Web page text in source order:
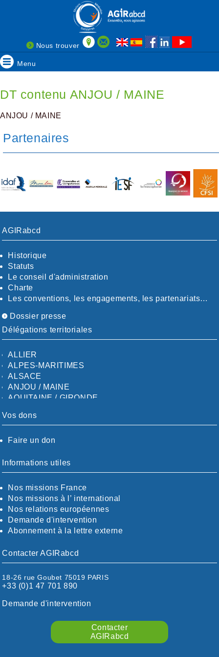
Nous trouver
Menu
DT contenu ANJOU / MAINE
ANJOU / MAINE
Partenaires
AGIRabcd
Historique
Statuts
Le conseil d'administration
Charte
Les conventions, les engagements, les partenariats…
Dossier presse
Délégations territoriales
ALLIER
ALPES-MARITIMES
ALSACE
ANJOU / MAINE
AQUITAINE / GIRONDE
AUDE
CALVADOS-ORNE
CHARENTE-MARITIME
CÖTE-D'OR
CÖTES-D'ARMOR
DORDOGNE
DRÖME / ARDÈCHE
ESSONNE
EURE-ET-LOIR
FINISTÈRE
HAUTES-PYRÉNÉES
HÉRAULT
ILLE ET VILAINE
LOIRE / OCÉAN
Vos dons
Faire un don
Informations utiles
Nos missions France
Nos missions à l’ international
Nos relations européennes
Demande d'intervention
Abonnement à la lettre externe
Contacter AGIRabcd
18-26 rue Goubet 75019 PARIS
+33 (0)1 47 701 890
Demande d'intervention
Contacter
AGIRabcd